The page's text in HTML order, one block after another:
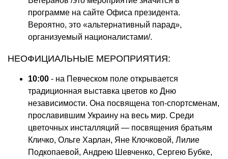
программе на сайте Офиса президента.
Вероятно, это «альтернативный парад»,
организуемый националистами/.
НЕОФИЦИАЛЬНЫЕ МЕРОПРИЯТИЯ:
10:00 - на Певческом поле открывается
традиционная выставка цветов ко Дню
независимости. Она посвящена топ-спортсменам,
прославившим Украину на весь мир. Среди
цветочных инсталляций — посвящения братьям
Кличко, Ольге Харлан, Яне Клочковой, Лилие
Подкопаевой, Андрею Шевченко, Сергею Бубке,